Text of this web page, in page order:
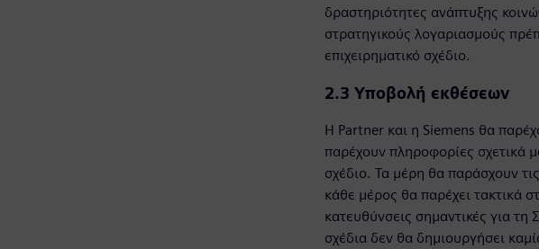
δραστηριότητες ανάπτυξης
στρατηγικούς λογαριασμούς
επιχειρηματικό σχέδιο.
2.3 Υποβολή εκθέσεων
Η Partner και η Siemens θα
παρέχουν πληροφορίες σχετικά
σχέδιο. Τα μέρη θα παράσχουν
κάθε μέρος θα παρέχει τακτικά
κατευθύνσεις σημαντικές για τη
σχέδια δεν θα δημιουργήσει